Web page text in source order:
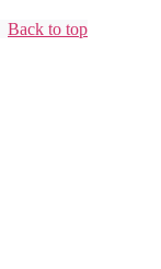
Back to top